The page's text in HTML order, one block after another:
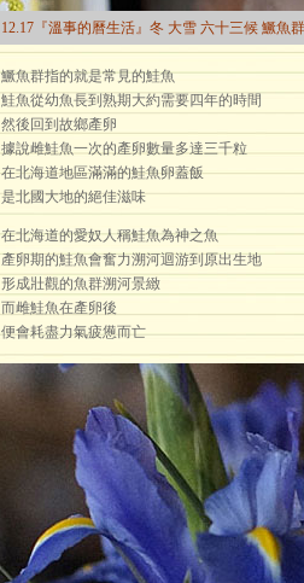
12.17『溫事的曆生活』冬 大雪 六十三候 鱖魚群
鱖魚群指的就是常見的鮭魚
鮭魚從幼魚長到熟期大約需要四年的時間
然後回到故鄉產卵
據說雌鮭魚一次的產卵數量多達三千粒
在北海道地區滿滿的鮭魚卵蓋飯
是北國大地的絕佳滋味
在北海道的愛奴人稱鮭魚為神之魚
產卵期的鮭魚會奮力溯河迴游到原出生地
形成壯觀的魚群溯河景緻
而雌鮭魚在產卵後
便會耗盡力氣疲憊而亡